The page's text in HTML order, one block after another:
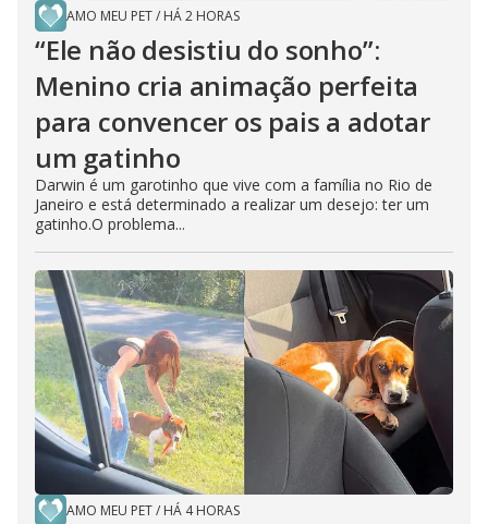
AMO MEU PET/ HÁ 2 HORAS
“Ele não desistiu do sonho”:
Menino cria animação perfeita
para convencer os pais a adotar
um gatinho
Darwin é um garotinho que vive com a família no Rio de
Janeiro e está determinado a realizar um desejo: ter um
gatinho.O problema...
AMO MEU PET/ HÁ 4 HORAS